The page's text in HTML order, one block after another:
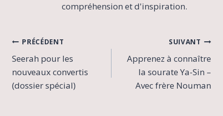
compréhension et d'inspiration.
Navigation
de
l’article
PRÉCÉDENT
Seerah pour les
nouveaux convertis
(dossier spécial)
SUIVANT
Apprenez à connaître
la sourate Ya-Sin –
Avec frère Nouman